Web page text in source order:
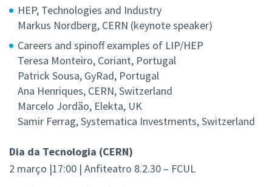
HEP, Technologies and Industry
Markus Nordberg, CERN (keynote speaker)
Careers and spinoff examples of LIP/HEP
Teresa Monteiro, Coriant, Portugal
Patrick Sousa, GyRad, Portugal
Ana Henriques, CERN, Switzerland
Marcelo Jordão, Elekta, UK
Samir Ferrag, Systematica Investments, Switzerland
Dia da Tecnologia (CERN)
2 março |17:00 | Anfiteatro 8.2.30 – FCUL